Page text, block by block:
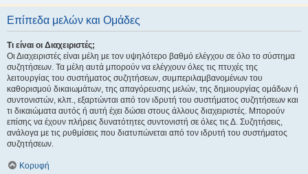
Επίπεδα μελών και Ομάδες
Τι είναι οι Διαχειριστές;
Οι Διαχειριστές είναι μέλη με τον υψηλότερο βαθμό ελέγχου σε όλο το σύστημα
συζητήσεων. Τα μέλη αυτά μπορούν να ελέγχουν όλες τις πτυχές της
λειτουργίας του συστήματος συζητήσεων, συμπεριλαμβανομένων του
καθορισμού δικαιωμάτων, της απαγόρευσης μελών, της δημιουργίας ομάδων ή
συντονιστών, κλπ., εξαρτώνται από τον ιδρυτή του συστήματος συζητήσεων και
τι δικαιώματα αυτός ή αυτή έχει δώσει στους άλλους διαχειριστές. Μπορούν
επίσης να έχουν πλήρεις δυνατότητες συντονιστή σε όλες τις Δ. Συζητήσεις,
ανάλογα με τις ρυθμίσεις που διατυπώνεται από τον ιδρυτή του συστήματος
συζητήσεων.
Κορυφή